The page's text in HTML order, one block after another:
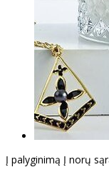
Į palyginimą Į norų